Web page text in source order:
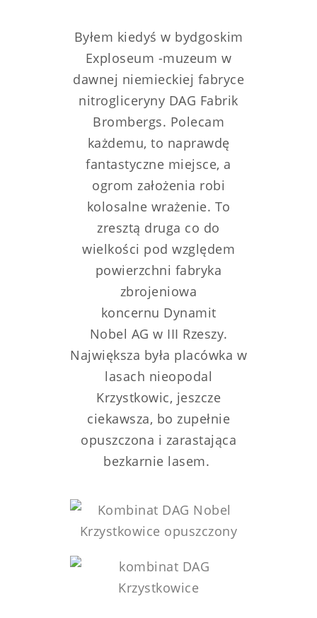
Byłem kiedyś w bydgoskim
Exploseum -muzeum w
dawnej niemieckiej fabryce
nitrogliceryny DAG Fabrik
Brombergs. Polecam
każdemu, to naprawdę
fantastyczne miejsce, a
ogrom założenia robi
kolosalne wrażenie. To
zresztą druga co do
wielkości pod względem
powierzchni fabryka
zbrojeniowa
koncernu Dynamit
Nobel AG w III Rzeszy.
Największa była placówka w
lasach nieopodal
Krzystkowic, jeszcze
ciekawsza, bo zupełnie
opuszczona i zarastająca
bezkarnie lasem.